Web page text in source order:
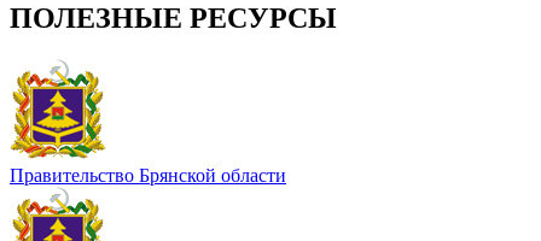
ПОЛЕЗНЫЕ РЕСУРСЫ
Правительство Брянской области